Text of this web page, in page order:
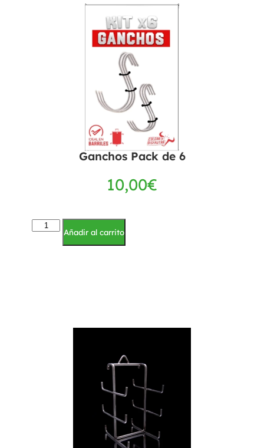
Ganchos Pack de 6
10,00€
Añadir al carrito